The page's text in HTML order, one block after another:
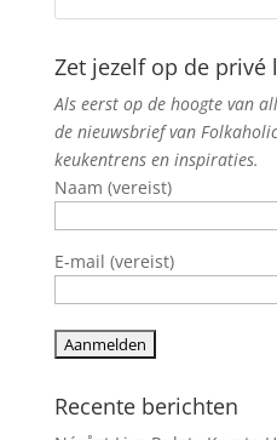
Zet jezelf op de privé
Als eerst op de hoogte van
de nieuwsbrief van
keukentrens en inspiraties.
Naam (vereist)
E-mail (vereist)
Recente berichten